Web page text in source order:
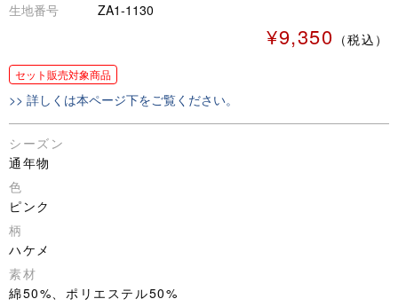
生地番号
ZA1-1130
¥9,350 （税込）
セット販売対象商品
>> 詳しくは本ページ下をご覧ください。
シーズン
通年物
色
ピンク
柄
ハケメ
素材
綿50%、ポリエステル50%